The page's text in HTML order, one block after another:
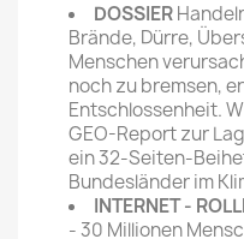
DOSSIER
Brände, Dürre,
Menschen
noch zu bremsen,
Entschlossenheit.
GEO-Report zur
ein 32-Seiten-
Bundesländer im
INTERNET -
- 30 Millionen